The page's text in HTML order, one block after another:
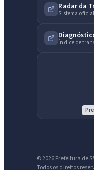
Radar da
Sistema
Índice de
© 2026 Prefeitura de
Todos os direitos
IntGest AI
licitações, estrutura